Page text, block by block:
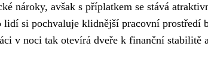
nároky, avšak s příplatkem se stává
si pochvaluje klidnější pracovní prostředí
v noci tak otevírá dveře k finanční stabilitě